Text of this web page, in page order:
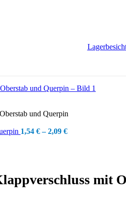
und Querpin
1,54 €–2,09 €
mit